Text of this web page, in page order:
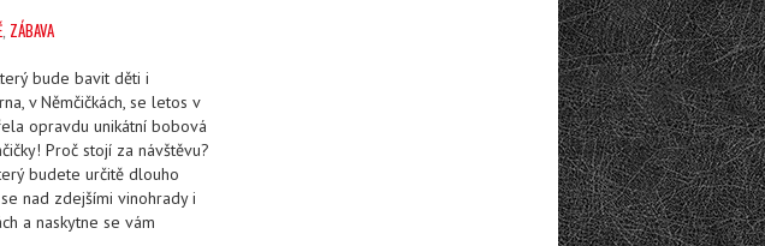
, ZÁBAVA
bude bavit děti i
v Němčičkách, se letos v
opravdu unikátní bobová
Proč stojí za návštěvu?
budete určitě dlouho
nad zdejšími vinohrady i
a naskytne se vám